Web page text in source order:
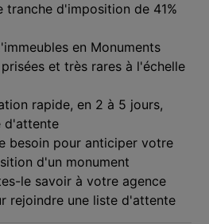
tranche d'imposition de 41%
en Monuments
et très rares à l'échelle
rapide, en 2 à 5 jours,
d'attente
besoin pour anticiper votre
d'un monument
le savoir à votre agence
rejoindre une liste d'attente